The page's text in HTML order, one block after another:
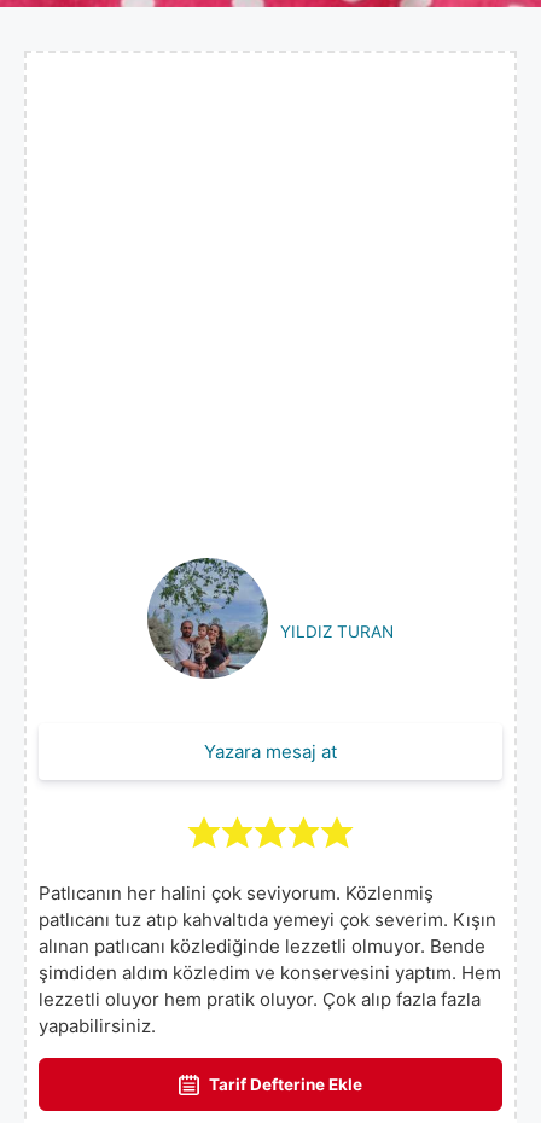
YILDIZ TURAN
Yazara mesaj at
Patlıcanın her halini çok seviyorum. Közlenmiş
patlıcanı tuz atıp kahvaltıda yemeyi çok severim. Kışın
alınan patlıcanı közlediğinde lezzetli olmuyor. Bende
şimdiden aldım közledim ve konservesini yaptım. Hem
lezzetli oluyor hem pratik oluyor. Çok alıp fazla fazla
yapabilirsiniz.
Tarif Defterine Ekle